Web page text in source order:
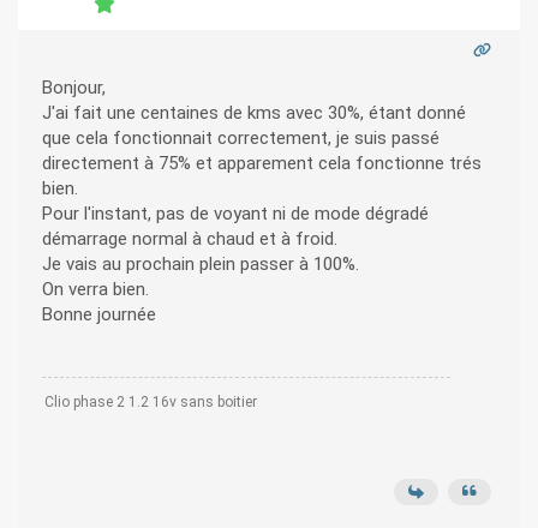
Bonjour,
J'ai fait une centaines de kms avec 30%, étant donné
que cela fonctionnait correctement, je suis passé
directement à 75% et apparement cela fonctionne trés
bien.
Pour l'instant, pas de voyant ni de mode dégradé
démarrage normal à chaud et à froid.
Je vais au prochain plein passer à 100%.
On verra bien.
Bonne journée
Clio phase 2 1.2 16v sans boitier